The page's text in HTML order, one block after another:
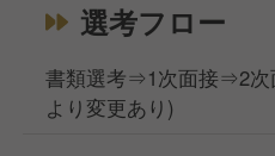
選考フロー
書類選考⇒1次面接⇒2
より変更あり)